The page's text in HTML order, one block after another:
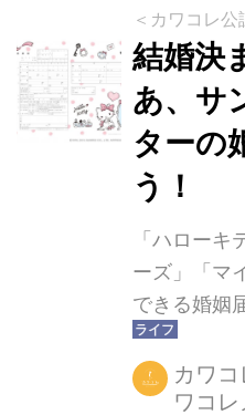
＜カワコレ
結婚決
あ、サ
ターの
う！
「ハローキ
ーズ」「マ
できる婚姻
届の通販サ
いてサンリ
「ハローキ
カワ
ワコ